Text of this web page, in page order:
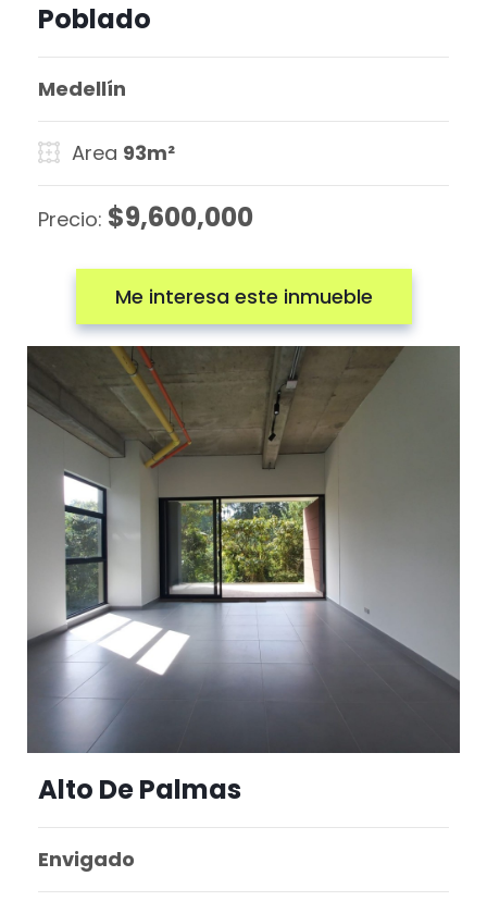
Poblado
Medellín
Area 93m²
Precio: $9,600,000
Me interesa este inmueble
Alto De Palmas
Envigado